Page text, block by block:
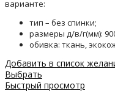
варианте:
тип – без спинки;
размеры д/в/г(мм):
обивка: ткань,
Добавить в список
Выбрать
Быстрый просмотр